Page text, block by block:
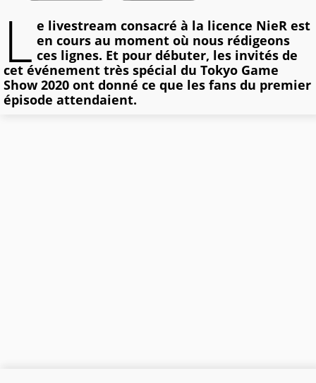
L e livestream consacré à la licence NieR est
en cours au moment où nous rédigeons
ces lignes. Et pour débuter, les invités de
cet événement très spécial du Tokyo Game
Show 2020 ont donné ce que les fans du premier
épisode attendaient.